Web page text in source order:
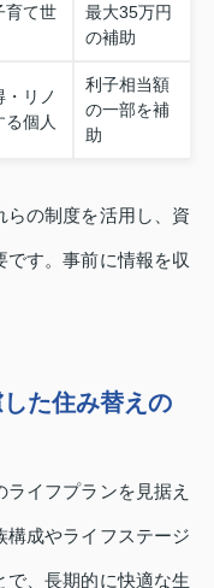
育て世
最大35万円
の補助
・リノ
個人
利子相当額
の一部を補
助
らの制度を活用し、資
す。事前に情報を収
た住み替えの
イフプランを見据え
構成やライフステージ
で、長期的に快適な生